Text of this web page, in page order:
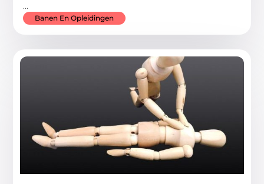
...
Banen En Opleidingen